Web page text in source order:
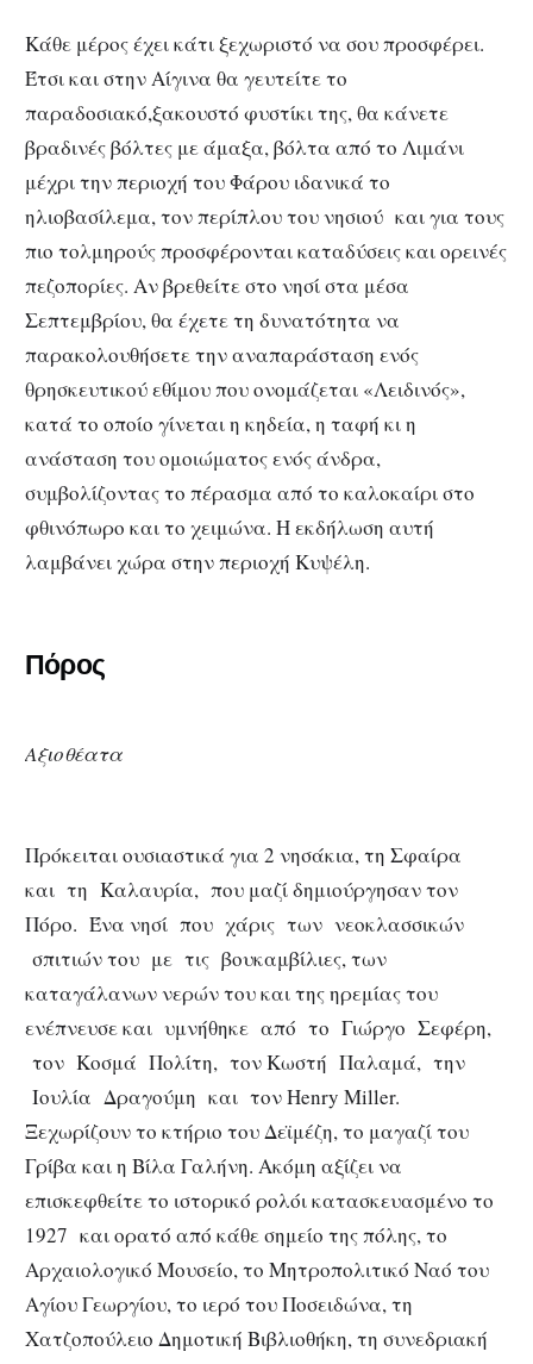
Κάθε μέρος έχει κάτι ξεχωριστό να σου προσφέρει.
Έτσι και στην Αίγινα θα γευτείτε το
παραδοσιακό,ξακουστό φυστίκι της, θα κάνετε
βραδινές βόλτες με άμαξα, βόλτα από το Λιμάνι
μέχρι την περιοχή του Φάρου ιδανικά το
ηλιοβασίλεμα, τον περίπλου του νησιού και για τους
πιο τολμηρούς προσφέρονται καταδύσεις και ορεινές
πεζοπορίες. Αν βρεθείτε στο νησί στα μέσα
Σεπτεμβρίου, θα έχετε τη δυνατότητα να
παρακολουθήσετε την αναπαράσταση ενός
θρησκευτικού εθίμου που ονομάζεται «Λειδινός»,
κατά το οποίο γίνεται η κηδεία, η ταφή κι η
ανάσταση του ομοιώματος ενός άνδρα,
συμβολίζοντας το πέρασμα από το καλοκαίρι στο
φθινόπωρο και το χειμώνα. Η εκδήλωση αυτή
λαμβάνει χώρα στην περιοχή Κυψέλη.
Πόρος
Αξιοθέατα
Πρόκειται ουσιαστικά για 2 νησάκια, τη Σφαίρα
και τη Καλαυρία, που μαζί δημιούργησαν τον
Πόρο. Ένα νησί που χάρις των νεοκλασσικών
σπιτιών του με τις βουκαμβίλιες, των
καταγάλανων νερών του και της ηρεμίας του
ενέπνευσε και υμνήθηκε από το Γιώργο Σεφέρη,
τον Κοσμά Πολίτη, τον Κωστή Παλαμά, την
Ιουλία Δραγούμη και τον Henry Miller.
Ξεχωρίζουν το κτήριο του Δεϊμέζη, το μαγαζί του
Γρίβα και η Βίλα Γαλήνη. Ακόμη αξίζει να
επισκεφθείτε το ιστορικό ρολόι κατασκευασμένο το
1927 και ορατό από κάθε σημείο της πόλης, το
Αρχαιολογικό Μουσείο, το Μητροπολιτικό Ναό του
Αγίου Γεωργίου, το ιερό του Ποσειδώνα, τη
Χατζοπούλειο Δημοτική Βιβλιοθήκη, τη συνεδριακή